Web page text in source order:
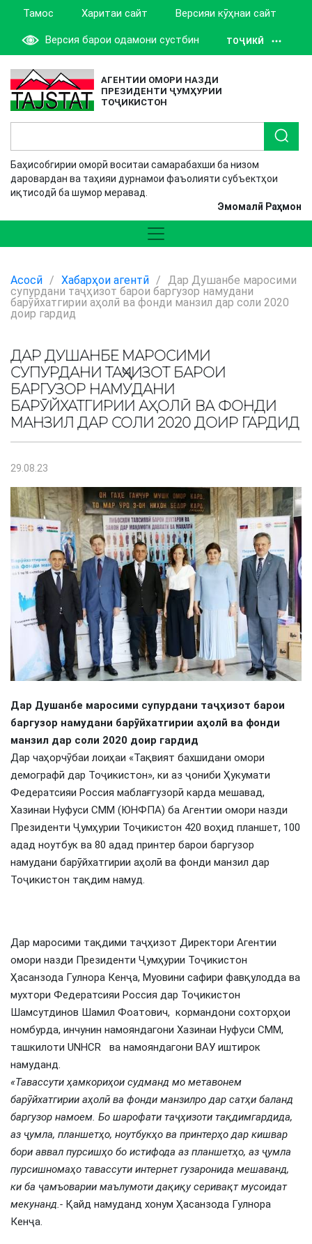
Тамос Харитаи сайт Версияи кӯҳнаи сайт
Версия барои одамони сустбин ТОҶИКӢ
АГЕНТИИ ОМОРИ НАЗДИ
ПРЕЗИДЕНТИ ҶУМҲУРИИ
ТОҶИКИСТОН
Баҳисобгирии оморӣ воситаи самарабахши ба низом
даровардан ва таҳияи дурнамои фаъолияти субъектҳои
иқтисодӣ ба шумор меравад.
Эмомалӣ Раҳмон
Асосӣ / Хабарҳои агентӣ / Дар Душанбе маросими
супурдани таҷҳизот барои баргузор намудани
барӯйхатгирии аҳолӣ ва фонди манзил дар соли 2020
доир гардид
ДАР ДУШАНБЕ МАРОСИМИ
СУПУРДАНИ ТАҶҲИЗОТ БАРОИ
БАРГУЗОР НАМУДАНИ
БАРӮЙХАТГИРИИ АҲОЛӢ ВА ФОНДИ
МАНЗИЛ ДАР СОЛИ 2020 ДОИР ГАРДИД
29.08.23
Дар Душанбе маросими супурдани таҷҳизот барои
баргузор намудани барӯйхатгирии аҳолӣ ва фонди
манзил дар соли 2020 доир гардид
Дар чаҳорчӯбаи лоиҳаи «Тақвият бахшидани омори
демографӣ дар Тоҷикистон», ки аз ҷониби Ҳукумати
Федератсияи Россия маблағгузорӣ карда мешавад,
Хазинаи Нуфуси СММ (ЮНФПА) ба Агентии омори назди
Президенти Ҷумҳурии Тоҷикистон 420 воҳид планшет, 100
адад ноутбук ва 80 адад принтер барои баргузор
намудани барӯйхатгирии аҳолӣ ва фонди манзил дар
Тоҷикистон тақдим намуд.
Дар маросими тақдими таҷҳизот Директори Агентии
омори назди Президенти Ҷумҳурии Тоҷикистон
Ҳасанзода Гулнора Кенҷа, Муовини сафири фавқулодда ва
мухтори Федератсияи Россия дар Тоҷикистон
Шамсутдинов Шамил Фоатович, кормандони сохторҳои
номбурда, инчунин намояндагони Хазинаи Нуфуси СММ,
ташкилоти UNHCR ва намояндагони ВАУ иштирок
намуданд.
«Тавассутиҳамкориҳои судманд мо метавонем
барӯйхатгирии аҳолӣ ва фонди манзилро дар сатҳи баланд
баргузор намоем. Бо шарофати таҷҳизоти тақдимгардида,
аз ҷумла, планшетҳо, ноутбукҳо ва принтерҳо дар кишвар
бори аввал пурсишҳо бо истифода аз планшетҳо, аз ҷумла
пурсишномаҳо тавассути интернет гузаронида мешаванд,
ки ба ҷамъоварии маълумоти дақиқу серивақтмусоидат
мекунанд.- Қайд намуданд хонум Ҳасанзода Гулнора
Кенҷа.